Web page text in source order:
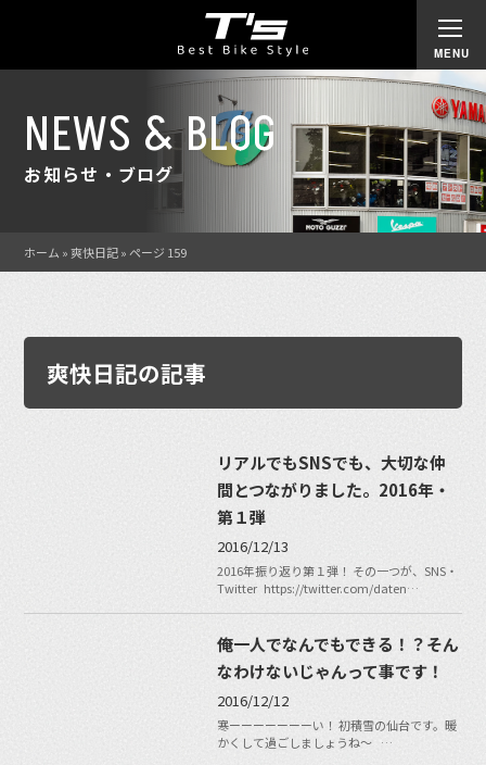
NEWS & BLOG
お知らせ・ブログ
ホーム »爽快日記»ページ 159
爽快日記の記事
リアルでもSNSでも、大切な仲
間とつながりました。2016年・
第１弾
2016/12/13
2016年振り返り第１弾！ その一つが、SNS・
Twitter https://twitter.com/daten…
俺一人でなんでもできる！？そん
なわけないじゃんって事です！
2016/12/12
寒ーーーーーーーい！ 初積雪の仙台です。暖
かくして過ごしましょうね〜 …